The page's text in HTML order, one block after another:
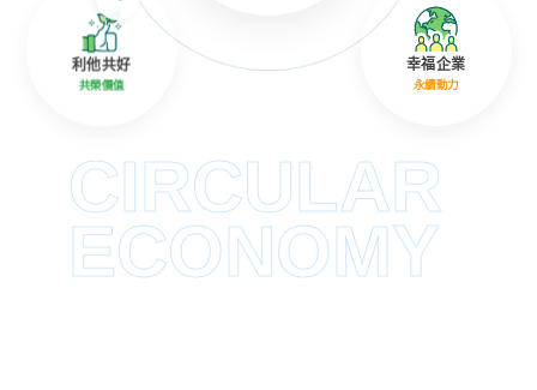
利他共好
共榮價值
幸福企業
永續動力
CIRCULAR
ECONOMY